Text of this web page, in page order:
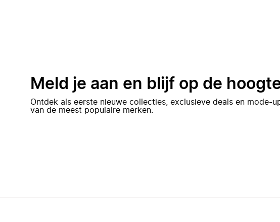
Meld je aan en blijf op de
Ontdek als eerste nieuwe collecties, exclusieve deals en mode-
van de meest populaire merken.